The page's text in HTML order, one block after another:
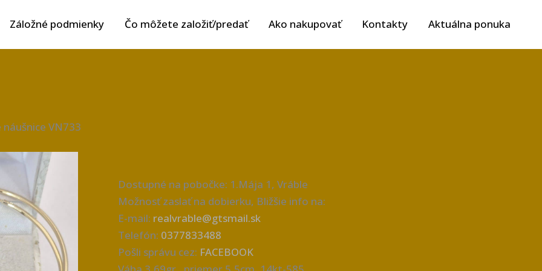
Záložné podmienky Čo môžete založiť/predať Ako nakupovať Kontakty Aktuálna ponuka
náušnice VN733
Dostupné na pobočke: 1.Mája 1, Vráble
Možnosť zaslať na dobierku, Bližšie info na:
E-mail: realvrable@gtsmail.sk
Telefón: 0377833488
Pošli správu cez: FACEBOOK